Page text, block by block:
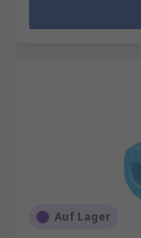
Auf Lager